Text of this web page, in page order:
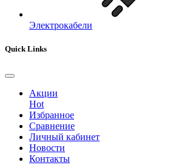
Электрокабели
Quick Links
Акции
Hot
Избранное
Сравнение
Личный кабинет
Новости
Контакты